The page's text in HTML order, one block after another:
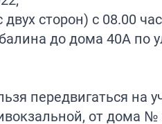
сторон) с 08.00
до дома 40А по
передвигаться на
от дома №